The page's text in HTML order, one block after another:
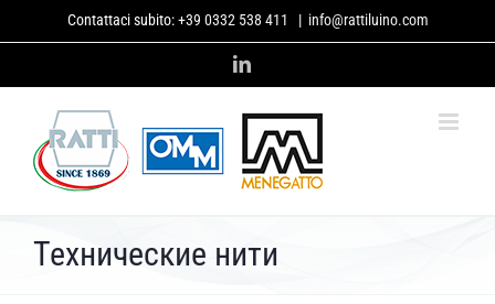
Contattaci subito:+39 0332 538 411 | info@rattiluino.com
LinkedIn
Технические нити